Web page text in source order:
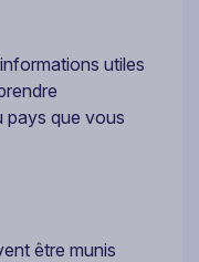
utiles
pays que vous
être munis